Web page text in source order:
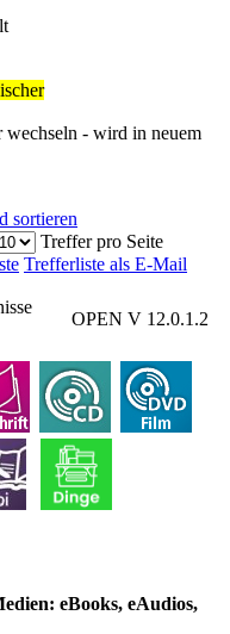
- wird in neuem
sortieren
Treffer pro Seite
Trefferliste als E-Mail
OPEN V 12.0.1.2
eBooks, eAudios,